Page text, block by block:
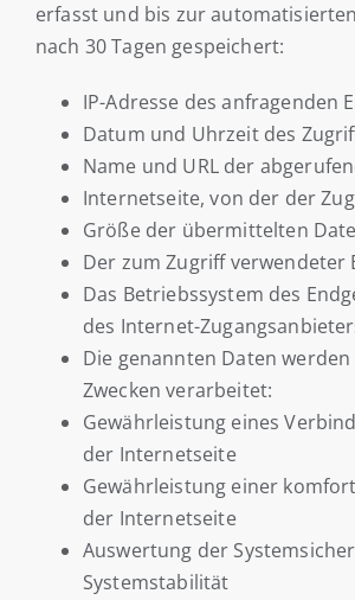
erfasst und bis zur
nach 30 Tagen gespeichert:
IP-Adresse des anfragenden
Datum und Uhrzeit des
Name und URL der
Internetseite, von der der
Größe der übermittelten
Der zum Zugriff verwendeter
Das Betriebssystem des
des Internet-
Die genannten Daten
Zwecken verarbeitet:
Gewährleistung eines
der Internetseite
Gewährleistung einer
der Internetseite
Auswertung der
Systemstabilität